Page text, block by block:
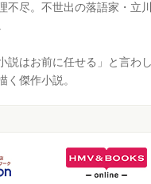
不尽。不世出の落語家・立
はお前に任せる」と言わ
く傑作小説。